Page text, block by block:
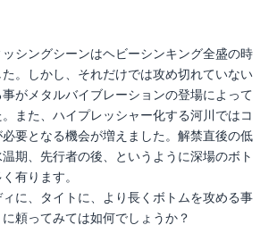
シングシーンはヘビーシンキング全盛の時
。しかし、それだけでは攻め切れていない
がメタルバイブレーションの登場によって
また、ハイプレッシャー化する河川ではコ
要となる機会が増えました。解禁直後の低
期、先行者の後、というように深場のボト
有ります。
に、タイトに、より長くボトムを攻める事
頼ってみては如何でしょうか？